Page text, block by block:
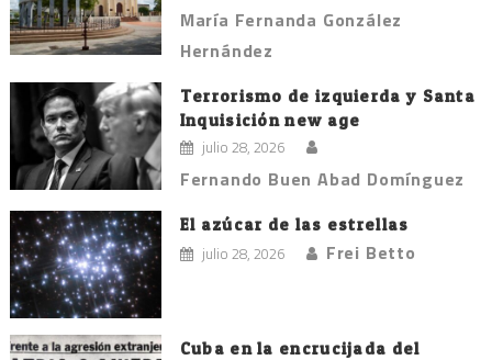
María Fernanda González
Hernández
Terrorismo de izquierda y Santa
Inquisición new age
julio 28, 2026
Fernando Buen Abad Domínguez
El azúcar de las estrellas
julio 28, 2026 Frei Betto
Cuba en la encrucijada del